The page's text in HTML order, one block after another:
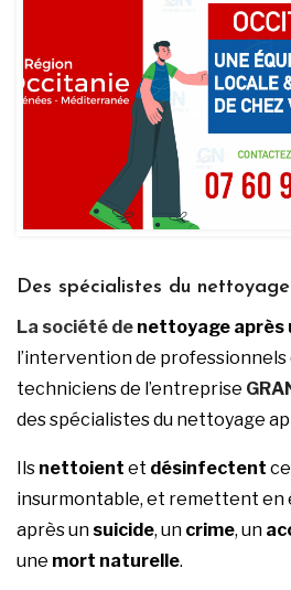
Des spécialistes du
La société de nettoyage après
l’intervention de professionnels
techniciens de l’entreprise
des spécialistes du nettoyage
Ils nettoient et désinfectent
insurmontable, et remettent en
après un suicide, un crime, un
une mort naturelle.